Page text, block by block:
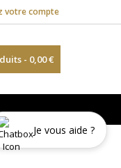
votre compte
- 0,00 €
Je vous aide ?